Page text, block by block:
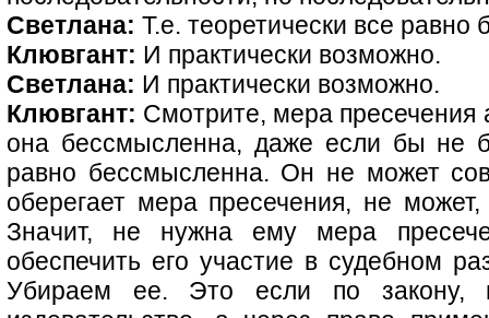
Светлана: Т.е. теоретически все
Клювгант: И практически возможно.
Светлана: И практически возможно.
Клювгант: Смотрите, мера пресечения
она бессмысленна, даже если бы не
равно бессмысленна. Он не может
оберегает мера пресечения, не
Значит, не нужна ему мера
обеспечить его участие в судебном
Убираем ее. Это если по закону,